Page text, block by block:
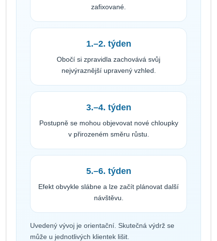
zafixované.
1.–2. týden
Obočí si zpravidla zachovává svůj
nejvýraznější upravený vzhled.
3.–4. týden
Postupně se mohou objevovat nové chloupky
v přirozeném směru růstu.
5.–6. týden
Efekt obvykle slábne a lze začít plánovat další
návštěvu.
Uvedený vývoj je orientační. Skutečná výdrž se
může u jednotlivých klientek lišit.